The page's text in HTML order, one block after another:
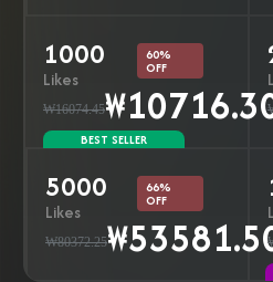
1000
Likes
₩16074.45
60%
OFF
BEST SELLER
5000
Likes
₩80372.25
66%
OFF